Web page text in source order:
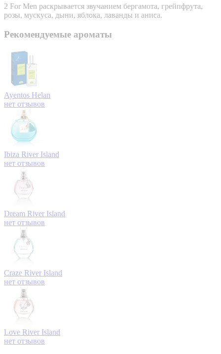
2 For Men раскрывается звучанием бергамота, грейпфрута,
розы, мускуса, дыни, яблока, лаванды и аниса.
Рекомендуемые ароматы
Ayentos Helan
нет отзывов
Ibiza River Island
нет отзывов
Dream River Island
нет отзывов
Craze River Island
нет отзывов
Love River Island
нет отзывов